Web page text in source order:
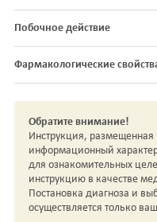
Побочное действие
Фармакологические
Обратите внимание!
Инструкция, размещенная
информационный
для ознакомительных
инструкцию в качестве
Постановка диагноза и
осуществляется только